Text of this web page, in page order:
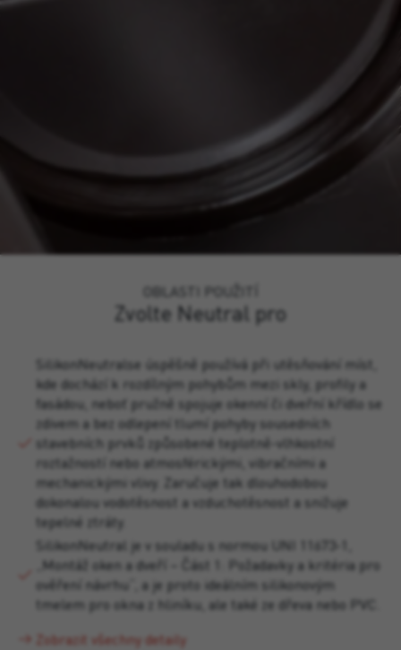
OBLASTI POUŽITÍ
Zvolte Neutral pro
SilikonNeutralse úspěšně používá při utěsňování míst,
kde dochází k rozdílným pohybům mezi skly, profily a
fasádou, neboť pružně spojuje okenní či dveřní křídlo se
zdivem a bez odlepení tlumí pohyby sousedních
stavebních prvků způsobené teplotně-vlhkostní
roztažností nebo atmosférickými, vibračními a
mechanickými vlivy. Zaručuje tak dlouhodobou
dokonalou vodotěsnost a vzduchotěsnost a snižuje
tepelné ztráty.
SilikonNeutral je v souladu s normou UNI 11673-1,
„Montáž oken a dveří – Část 1: Požadavky a kritéria pro
ověření návrhu“, a je proto ideálním silikonovým
tmelem pro okna z hliníku, ale také ze dřeva nebo PVC.
Zobrazit všechny detaily